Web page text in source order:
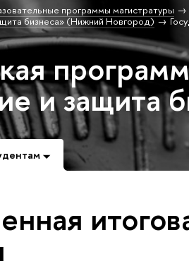
программы магистратуры
бизнеса» (Нижний Новгород)
и защита